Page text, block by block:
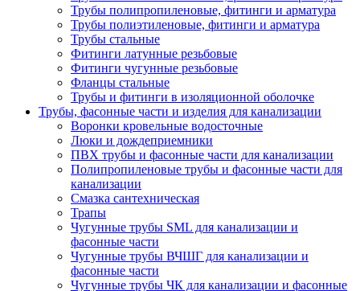
Трубы полипропиленовые, фитинги и арматура
Трубы полиэтиленовые, фитинги и арматура
Трубы стальные
Фитинги латунные резьбовые
Фитинги чугунные резьбовые
Фланцы стальные
Трубы и фитинги в изоляционной оболочке
Трубы, фасонные части и изделия для канализации
Воронки кровельные водосточные
Люки и дождеприемники
ПВХ трубы и фасонные части для канализации
Полипропиленовые трубы и фасонные части для
канализации
Смазка сантехническая
Трапы
Чугунные трубы SML для канализации и
фасонные части
Чугунные трубы ВЧШГ для канализации и
фасонные части
Чугунные трубы ЧК для канализации и фасонные